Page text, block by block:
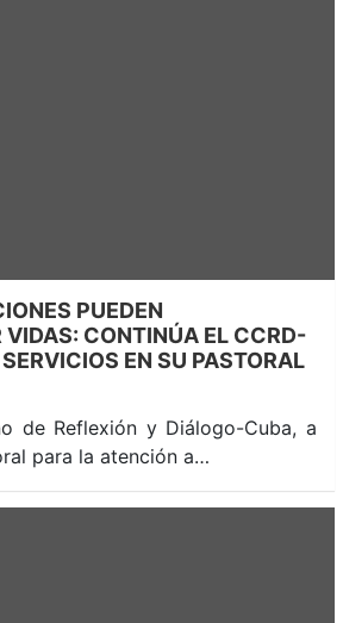
PUEDEN
VIDAS: CONTINÚA EL CCRD-
EN SU PASTORAL
de Reflexión y Diálogo-Cuba, a
para la atención a…